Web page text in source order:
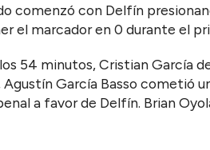
comenzó con Delfín
el marcador en 0 durante el
54 minutos, Cristian García
Agustín García Basso cometió
a favor de Delfín. Brian